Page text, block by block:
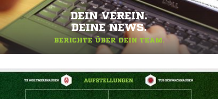
DEIN VEREIN.
DEINE NEWS.
BERICHTE ÜBER DEIN TEAM.